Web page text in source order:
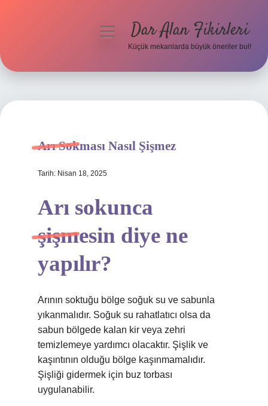
Hakkımızda
menüyüDar Alan Fikirleri
Küçük mekanlarda büyük öneriler bul!
Arı Sokması Nasıl Şişmez
Tarih: Nisan 18, 2025
Arı sokunca
şişmesin diye ne
yapılır?
Arının soktuğu bölge soğuk su ve sabunla
yıkanmalıdır. Soğuk su rahatlatıcı olsa da
sabun bölgede kalan kir veya zehri
temizlemeye yardımcı olacaktır. Şişlik ve
kaşıntının olduğu bölge kaşınmamalıdır.
Şişliği gidermek için buz torbası
uygulanabilir.